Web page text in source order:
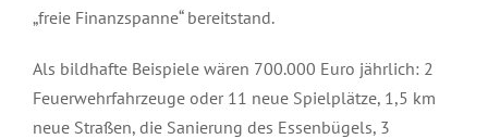
„freie Finanzspanne“ bereitstand.
Als bildhafte Beispiele wären 700.000 Euro jährlich: 2
Feuerwehrfahrzeuge oder 11 neue Spielplätze, 1,5 km
neue Straßen, die Sanierung des Essenbügels, 3